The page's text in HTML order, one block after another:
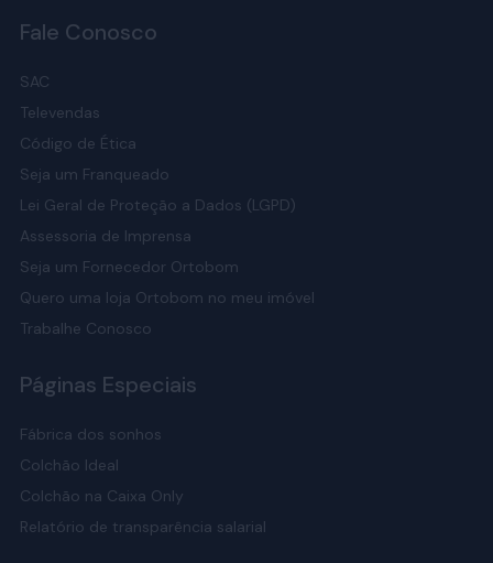
Fale Conosco
SAC
Televendas
Código de Ética
Seja um Franqueado
Lei Geral de Proteção a Dados (LGPD)
Assessoria de Imprensa
Seja um Fornecedor Ortobom
Quero uma loja Ortobom no meu imóvel
Trabalhe Conosco
Páginas Especiais
Fábrica dos sonhos
Colchão Ideal
Colchão na Caixa Only
Relatório de transparência salarial